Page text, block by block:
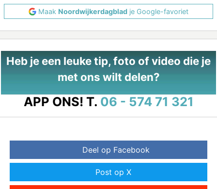
Maak Noordwijkerdagblad je Google-favoriet
Heb je een leuke tip, foto of video die je
met ons wilt delen?
APP ONS! T. 06 - 574 71 321
Deel op Facebook
Post op X